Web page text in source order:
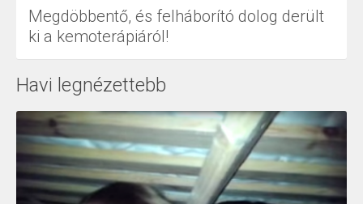
Megdöbbentő, és felháborító dolog derült
ki a kemoterápiáról!
Havi legnézettebb